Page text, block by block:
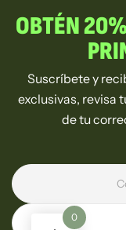
OBTÉN
Suscríbete y
exclusivas, revisa
de tu
0